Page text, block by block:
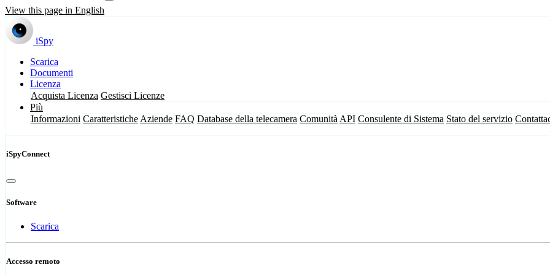
View this page in English
iSpy
Scarica
Documenti
Licenza
Acquista Licenza Gestisci Licenze
Più
Informazioni Caratteristiche Aziende FAQ Database della telecamera Comunità API Consulente di Sistema Stato del servizio
iSpyConnect
Software
Scarica
Accesso remoto